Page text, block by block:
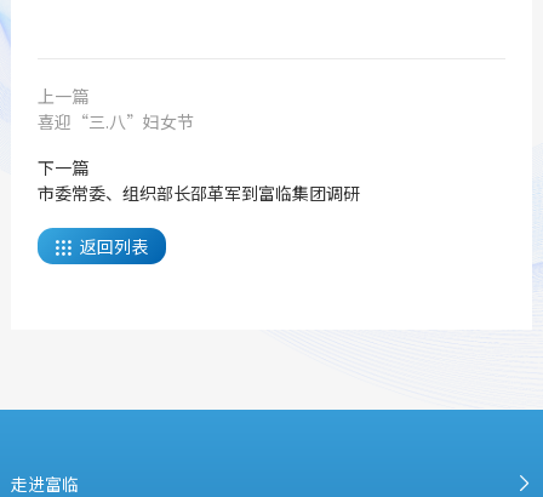
上一篇
喜迎“三.八”妇女节
下一篇
市委常委、组织部长邵革军到富临集团调研
 返回列表
走进富临